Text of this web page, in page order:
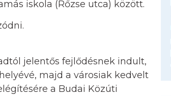
iskola (Rőzse utca) között.
jelentős fejlődésnek indult,
majd a városiak kedvelt
a Budai Közúti